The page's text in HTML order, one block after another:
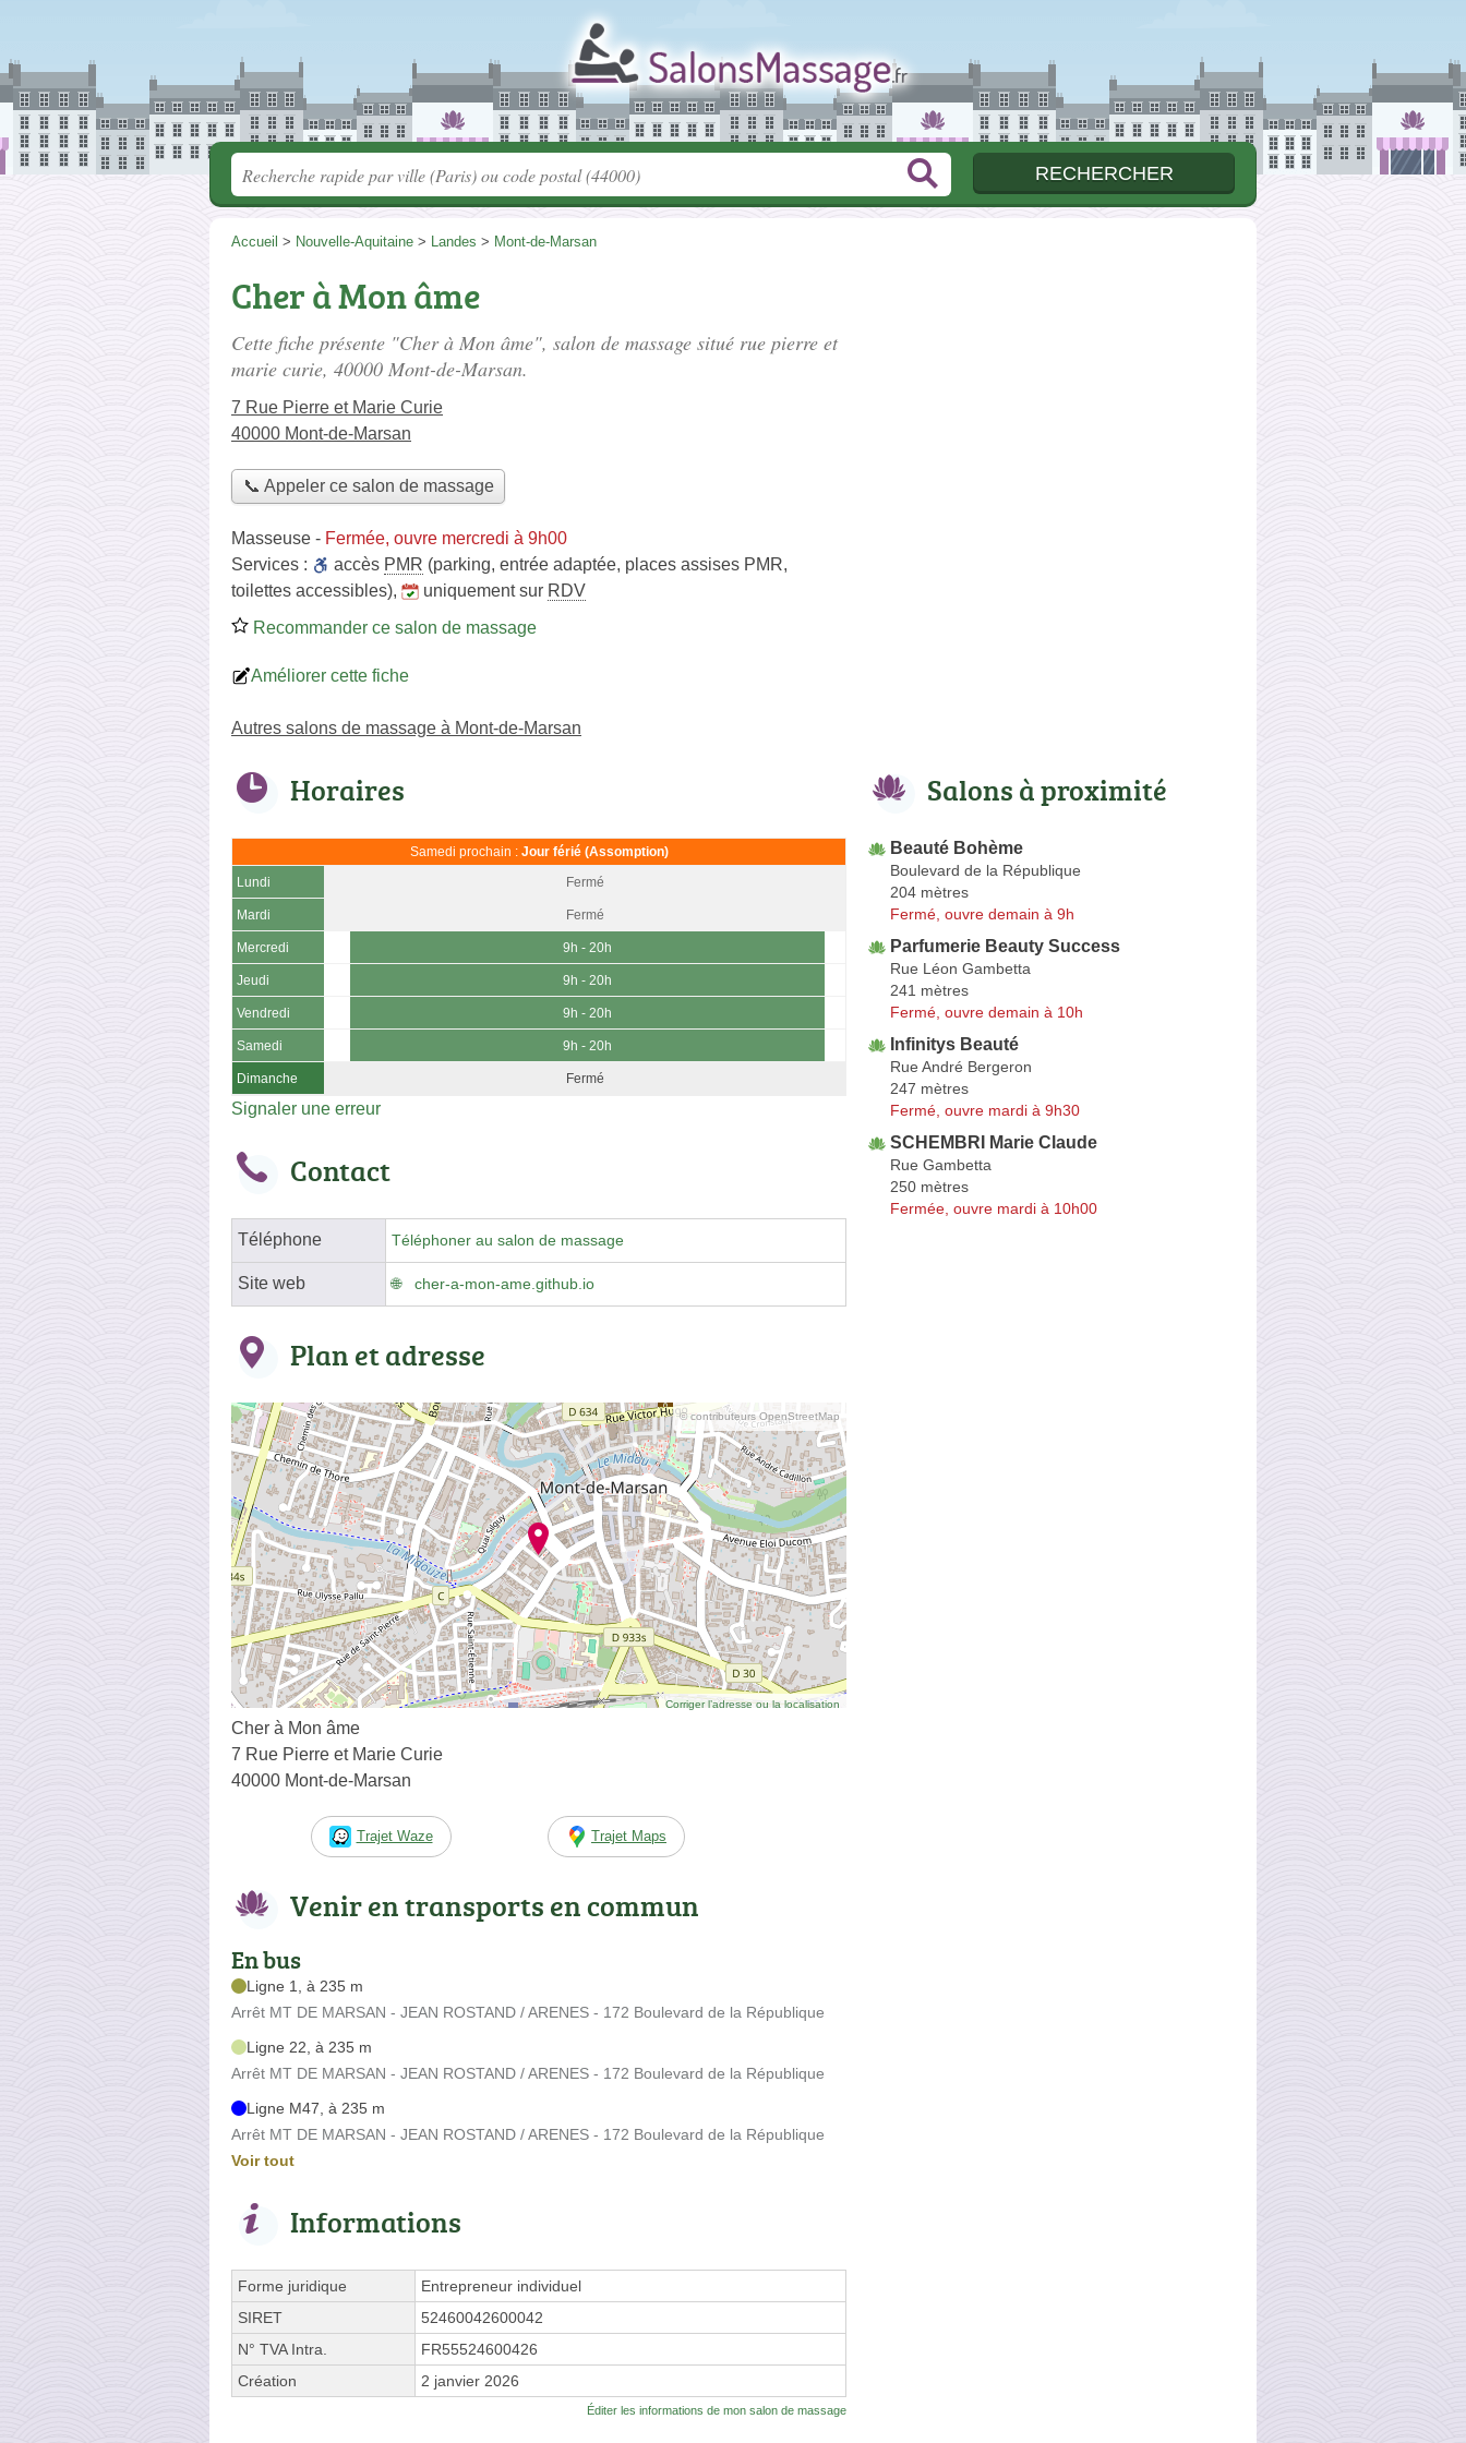
Accueil > Nouvelle-Aquitaine > Landes > Mont-de-Marsan
Cher à Mon âme
Cette fiche présente "Cher à Mon âme", salon de massage situé rue pierre et
marie curie, 40000 Mont-de-Marsan.
7 Rue Pierre et Marie Curie
40000 Mont-de-Marsan
📞 Appeler ce salon de massage
Masseuse - Fermée, ouvre mercredi à 9h00
Services :
accès PMR (parking, entrée adaptée, places assises PMR,
toilettes accessibles), uniquement sur RDV
Recommander ce salon de massage
Améliorer cette fiche
Autres salons de massage à Mont-de-Marsan
Horaires
Samedi prochain : Jour férié (Assomption)
Lundi Fermé
Mardi Fermé
Mercredi 9h - 20h
Jeudi 9h - 20h
Vendredi 9h - 20h
Samedi 9h - 20h
Dimanche Fermé
Signaler une erreur
Contact
Téléphone Téléphoner au salon de massage
Site web cher-a-mon-ame.github.io
Plan et adresse
© contributeurs OpenStreetMap
Corriger l’adresse ou la localisation
Cher à Mon âme
7 Rue Pierre et Marie Curie
40000 Mont-de-Marsan
Trajet Waze Trajet Maps
Venir en transports en commun
En bus
Ligne 1, à 235 m
Arrêt MT DE MARSAN - JEAN ROSTAND / ARENES - 172 Boulevard de la République
Ligne 22, à 235 m
Arrêt MT DE MARSAN - JEAN ROSTAND / ARENES - 172 Boulevard de la République
Ligne M47, à 235 m
Arrêt MT DE MARSAN - JEAN ROSTAND / ARENES - 172 Boulevard de la République
Voir tout
Informations
Forme juridique
Entrepreneur individuel
SIRET
52460042600042
N° TVA Intra.
FR55524600426
Création
2 janvier 2026
Éditer les informations de mon salon de massage
Salons à proximité
Beauté Bohème
Boulevard de la République
204 mètres
Fermé, ouvre demain à 9h
Parfumerie Beauty Success
Rue Léon Gambetta
241 mètres
Fermé, ouvre demain à 10h
Infinitys Beauté
Rue André Bergeron
247 mètres
Fermé, ouvre mardi à 9h30
SCHEMBRI Marie Claude
Rue Gambetta
250 mètres
Fermée, ouvre mardi à 10h00